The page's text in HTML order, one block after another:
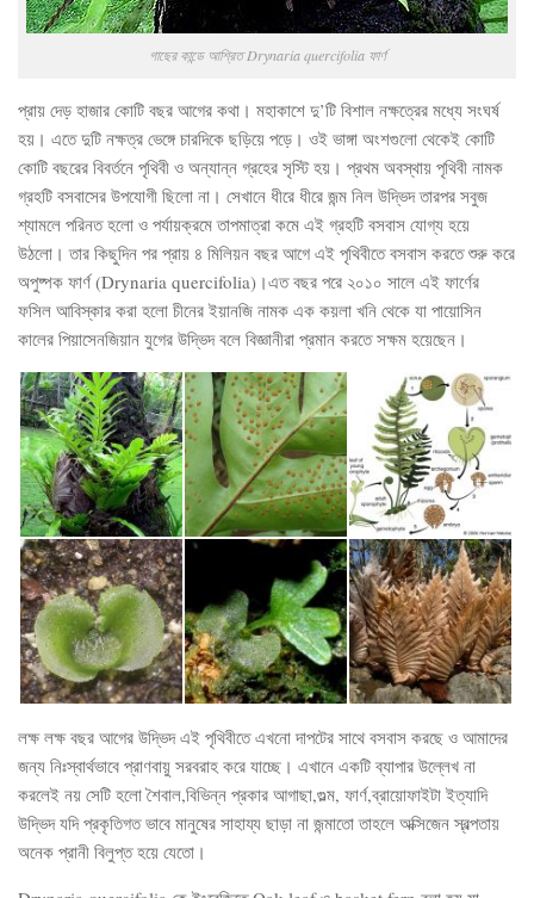
গাছের কান্ডে আশ্রিত Drynaria quercifolia ফার্ণ
প্রায় দেড় হাজার কোটি বছর আগের কথা। মহাকাশে দু’টি বিশাল নক্ষত্রের মধ্যে সংঘর্ষ
হয়। এতে দুটি নক্ষত্র ভেঙ্গে চারদিকে ছড়িয়ে পড়ে। ওই ভাঙ্গা অংশগুলো থেকেই কোটি
কোটি বছরের বিবর্তনে পৃথিবী ও অন্যান্ন গ্রহের সৃস্টি হয়। প্রথম অবস্থায় পৃথিবী নামক
গ্রহটি বসবাসের উপযোগী ছিলো না। সেখানে ধীরে ধীরে জন্ম নিল উদ্ভিদ তারপর সবুজ
শ্যামলে পরিনত হলো ও পর্যায়ক্রমে তাপমাত্রা কমে এই গ্রহটি বসবাস যোগ্য হয়ে
উঠলো। তার কিছুদিন পর প্রায় ৪ মিলিয়ন বছর আগে এই পৃথিবীতে বসবাস করতে শুরু করে
অপুষ্পক ফার্ণ (Drynaria quercifolia)।এত বছর পরে ২০১০ সালে এই ফার্ণের
ফসিল আবিস্কার করা হলো চীনের ইয়ানজি নামক এক কয়লা খনি থেকে যা পায়োসিন
কালের পিয়াসেনজিয়ান যুগের উদ্ভিদ বলে বিজ্ঞানীরা প্রমান করতে সক্ষম হয়েছেন।
লক্ষ লক্ষ বছর আগের উদ্ভিদ এই পৃথিবীতে এখনো দাপটের সাথে বসবাস করছে ও আমাদের
জন্য নিঃস্বার্থভাবে প্রাণবায়ু সরবরাহ করে যাচ্ছে। এখানে একটি ব্যাপার উল্লেখ না
করলেই নয় সেটি হলো শৈবাল,বিভিন্ন প্রকার আগাছা,গুল্ম, ফার্ণ,ব্রায়োফাইটা ইত্যাদি
উদ্ভিদ যদি প্রকৃতিগত ভাবে মানুষের সাহায্য ছাড়া না জন্মাতো তাহলে অক্সিজেন স্বল্পতায়
অনেক প্রানী বিলুপ্ত হয়ে যেতো।